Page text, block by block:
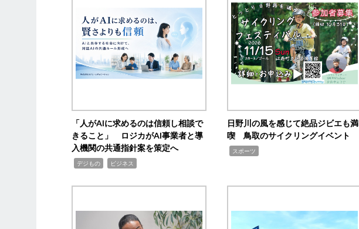
「人がAIに求めるのは信頼し相談で
きること」 ロジカがAI事業者と導
入機関の共通指針案を策定へ
デジもの ビジネス
日野川の風を感じて絶品ジビエも満
喫 鳥取のサイクリングイベント
スポーツ